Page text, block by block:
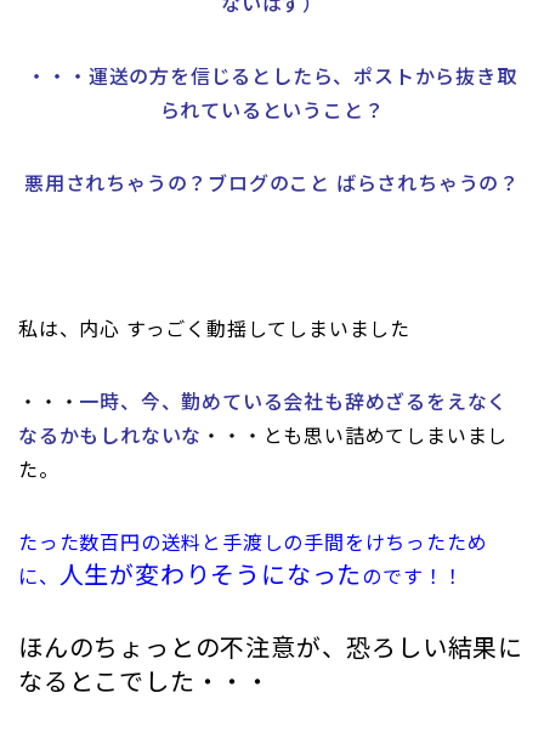
・・・運送の方を信じるとしたら、ポストから抜き取
られているということ？
悪用されちゃうの？ブログのこと ばらされちゃうの？
私は、内心 すっごく動揺してしまいました
・・・ 一時、今、勤めている会社も辞めざるをえなく
なるかもしれないな ・・・とも思い詰めてしまいまし
た。
たった数百円の送料と手渡しの手間をけちったため
に、 人生が変わりそうになったのです！！
ほんのちょっとの不注意が、恐ろしい結果に
なるとこでした・・・